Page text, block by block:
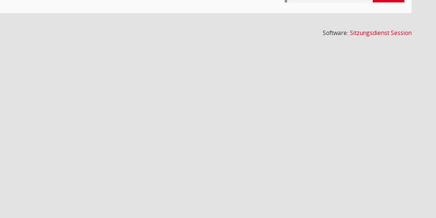
Software:SitzungsdienstSession(Wird in